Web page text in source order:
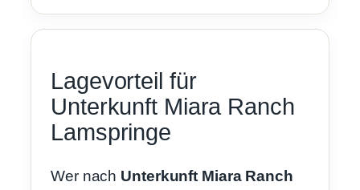
Lagevorteil für
Unterkunft Miara Ranch
Lamspringe
Wer nach Unterkunft Miara Ranch